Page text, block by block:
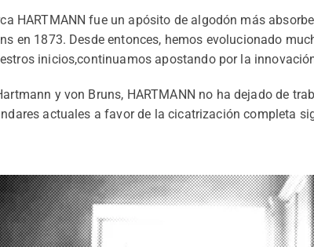
a HARTMANN fue un apósito de algodón más
en 1873. Desde entonces, hemos evolucionado
inicios,continuamos apostando por la
y von Bruns, HARTMANN no ha dejado de
actuales a favor de la cicatrización completa